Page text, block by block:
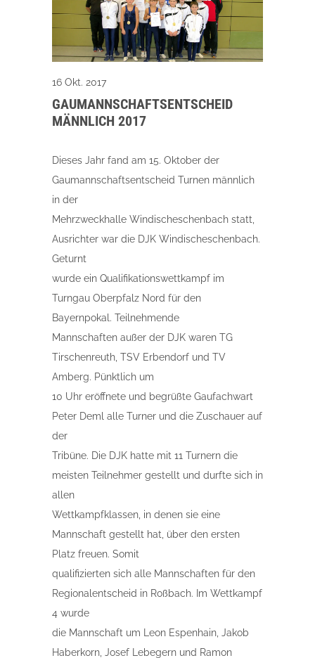
16 Okt. 2017
GAUMANNSCHAFTSENTSCHEID
MÄNNLICH 2017
Dieses Jahr fand am 15. Oktober der
Gaumannschaftsentscheid Turnen männlich
in der
Mehrzweckhalle Windischeschenbach statt,
Ausrichter war die DJK Windischeschenbach.
Geturnt
wurde ein Qualifikationswettkampf im
Turngau Oberpfalz Nord für den
Bayernpokal. Teilnehmende
Mannschaften außer der DJK waren TG
Tirschenreuth, TSV Erbendorf und TV
Amberg. Pünktlich um
10 Uhr eröffnete und begrüßte Gaufachwart
Peter Deml alle Turner und die Zuschauer auf
der
Tribüne. Die DJK hatte mit 11 Turnern die
meisten Teilnehmer gestellt und durfte sich in
allen
Wettkampfklassen, in denen sie eine
Mannschaft gestellt hat, über den ersten
Platz freuen. Somit
qualifizierten sich alle Mannschaften für den
Regionalentscheid in Roßbach. Im Wettkampf
4 wurde
die Mannschaft um Leon Espenhain, Jakob
Haberkorn, Josef Lebegern und Ramon